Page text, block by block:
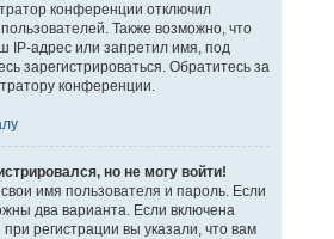
конференции отключил
Также возможно, что
IP-адрес или запретил имя, под
зарегистрироваться. Обратитесь за
конференции.
но не могу войти!
имя пользователя и пароль. Если
два варианта. Если включена
регистрации вы указали, что вам